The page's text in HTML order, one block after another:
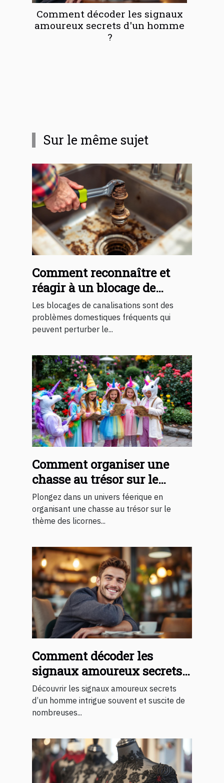
Comment décoder les signaux
amoureux secrets d'un homme
?
Sur le même sujet
Comment reconnaître et
réagir à un blocage de
canalisations ?
Les blocages de canalisations sont des
problèmes domestiques fréquents qui
peuvent perturber le...
Comment organiser une
chasse au trésor sur le
thème des licornes pour
enfants ?
Plongez dans un univers féerique en
organisant une chasse au trésor sur le
thème des licornes...
Comment décoder les
signaux amoureux secrets
d'un homme ?
Découvrir les signaux amoureux secrets
d’un homme intrigue souvent et suscite de
nombreuses...